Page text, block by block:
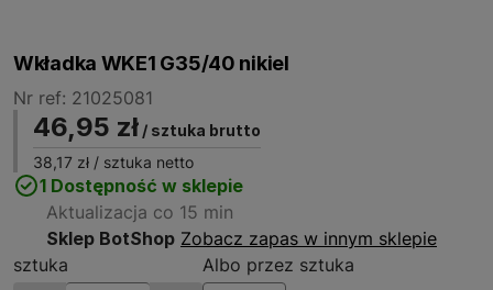
Wkładka WKE1 G35/40 nikiel
Nr ref: 21025081
46,95 zł / sztuka brutto
38,17 zł / sztuka netto
1 Dostępność w sklepie
Aktualizacja co 15 min
Sklep BotShop Zobacz zapas w innym sklepie
sztuka
Albo przez sztuka